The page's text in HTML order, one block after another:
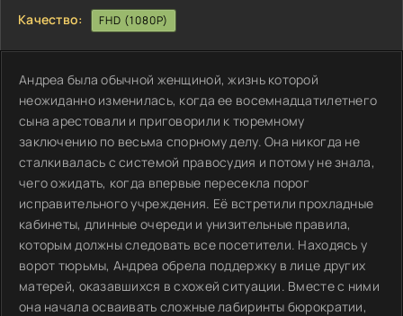
Качество:
FHD (1080P)
Андреа была обычной женщиной, жизнь которой
неожиданно изменилась, когда ее восемнадцатилетнего
сына арестовали и приговорили к тюремному
заключению по весьма спорному делу. Она никогда не
сталкивалась с системой правосудия и потому не знала,
чего ожидать, когда впервые пересекла порог
исправительного учреждения. Её встретили прохладные
кабинеты, длинные очереди и унизительные правила,
которым должны следовать все посетители. Находясь у
ворот тюрьмы, Андреа обрела поддержку в лице других
матерей, оказавшихся в схожей ситуации. Вместе с ними
она начала осваивать сложные лабиринты бюрократии,